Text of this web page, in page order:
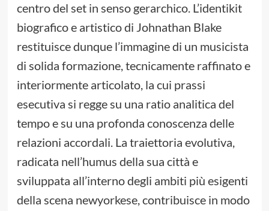
centro del set in senso gerarchico. L’identikit
biografico e artistico di Johnathan Blake
restituisce dunque l’immagine di un musicista
di solida formazione, tecnicamente raffinato e
interiormente articolato, la cui prassi
esecutiva si regge su una ratio analitica del
tempo e su una profonda conoscenza delle
relazioni accordali. La traiettoria evolutiva,
radicata nell’humus della sua città e
sviluppata all’interno degli ambiti più esigenti
della scena newyorkese, contribuisce in modo